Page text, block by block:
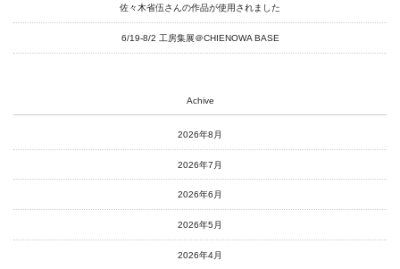
南関東・甲信障害者
アートサポートセンター
社会福祉法人みぬま福祉会
佐々木省伍さんの作品が使用されました
6/19-8/2 工房集展＠CHIENOWA BASE
Achive
2026年8月
2026年7月
2026年6月
2026年5月
2026年4月